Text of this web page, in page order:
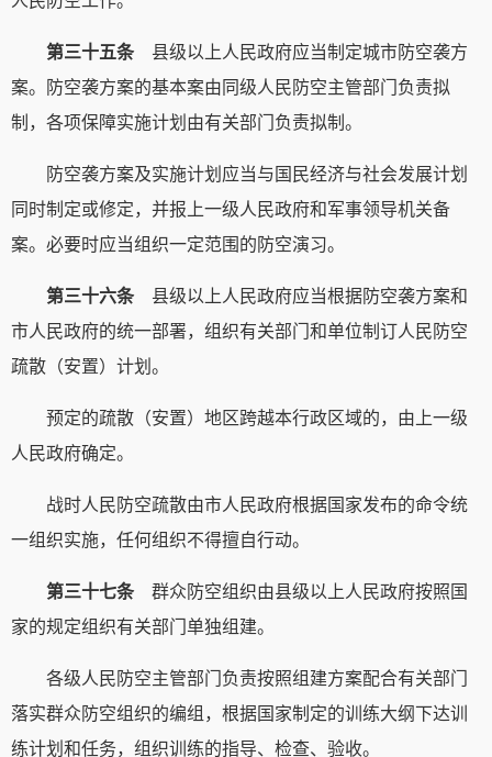
第三十五条 县级以上人民政府应当制定城市防空袭方
案。防空袭方案的基本案由同级人民防空主管部门负责拟
制，各项保障实施计划由有关部门负责拟制。
防空袭方案及实施计划应当与国民经济与社会发展计划
同时制定或修定，并报上一级人民政府和军事领导机关备
案。必要时应当组织一定范围的防空演习。
第三十六条 县级以上人民政府应当根据防空袭方案和
市人民政府的统一部署，组织有关部门和单位制订人民防空
疏散（安置）计划。
预定的疏散（安置）地区跨越本行政区域的，由上一级
人民政府确定。
战时人民防空疏散由市人民政府根据国家发布的命令统
一组织实施，任何组织不得擅自行动。
第三十七条 群众防空组织由县级以上人民政府按照国
家的规定组织有关部门单独组建。
各级人民防空主管部门负责按照组建方案配合有关部门
落实群众防空组织的编组，根据国家制定的训练大纲下达训
练计划和任务，组织训练的指导、检查、验收。